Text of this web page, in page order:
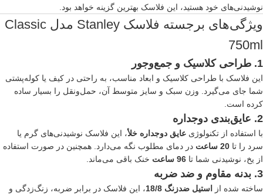
نوشیدنی‌های خود هستید، این فلاسک بهترین گزینه خواهد بود.
ویژگی‌های برجسته فلاسک Stanley مدل Classic
750ml
1. طراحی کلاسیک و جمع‌وجور
این فلاسک با طراحی کلاسیک و ابعاد مناسب، به راحتی در کیف یا کوله‌پشتی
شما جای می‌گیرد. وزن سبک و سایز متوسط آن، حمل‌ونقل را بسیار ساده
کرده است.
2. عایق‌بندی دوجداره
با استفاده از تکنولوژی عایق دوجداره خلأ، این فلاسک نوشیدنی‌های گرم یا
سرد را تا 20 ساعت
در دمای مطلوب نگه می‌دارد. همچنین در صورت استفاده
از یخ، نوشیدنی شما تا 96 ساعت خنک باقی می‌ماند.
3. بدنه مقاوم و ضد ضربه
ساخته شده از استیل ضدزنگ 18/8
، این فلاسک در برابر ضربه، زنگ‌زدگی و